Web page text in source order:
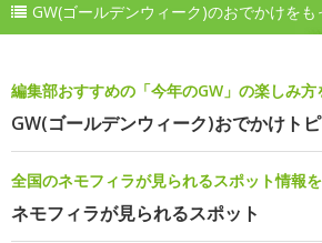
GW(ゴールデンウィーク)のおでかけをも
編集部おすすめの「今年のGW」の楽しみ方
GW(ゴールデンウィーク)おでかけト
全国のネモフィラが見られるスポット情報
ネモフィラが見られるスポット